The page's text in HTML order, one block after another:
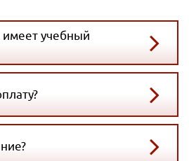
учебный